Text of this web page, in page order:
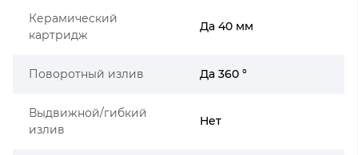
Керамический
картридж
Да 40 мм
Поворотный излив Да 360 °
Выдвижной/гибкий
излив
Нет